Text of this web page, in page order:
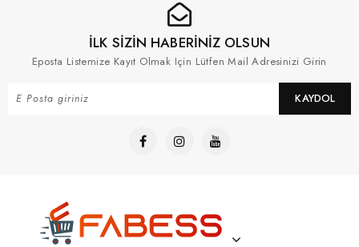
İLK SİZİN HABERİNİZ OLSUN
Eposta Listemize Kayıt Olmak Için Lütfen Mail Adresinizi Girin
KAYDOL